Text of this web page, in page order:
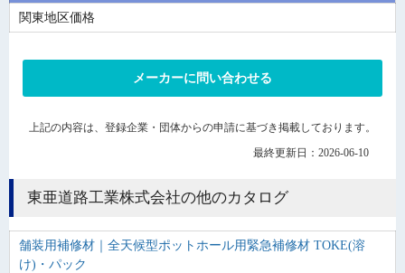
関東地区価格
メーカーに問い合わせる
上記の内容は、登録企業・団体からの申請に基づき掲載しております。
最終更新日：2026-06-10
東亜道路工業株式会社の他のカタログ
舗装用補修材｜全天候型ポットホール用緊急補修材 TOKE(溶
け)・パック